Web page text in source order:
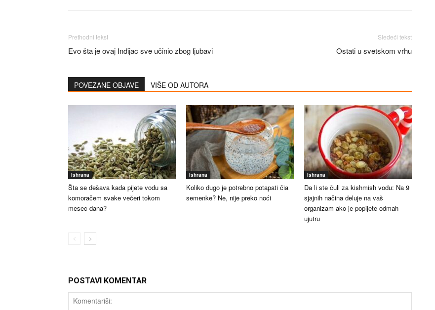
Prethodni tekst
Evo šta je ovaj Indijac sve učinio zbog ljubavi
Sledeći tekst
Ostati u svetskom vrhu
POVEZANE OBJAVE VIŠE OD AUTORA
Ishrana
Šta se dešava kada pijete vodu sa
komoračem svake večeri tokom
mesec dana?
Ishrana
Koliko dugo je potrebno potapati čia
semenke? Ne, nije preko noći
Ishrana
Da li ste čuli za kishmish vodu: Na 9
sjajnih načina deluje na vaš
organizam ako je popijete odmah
ujutru
POSTAVI KOMENTAR